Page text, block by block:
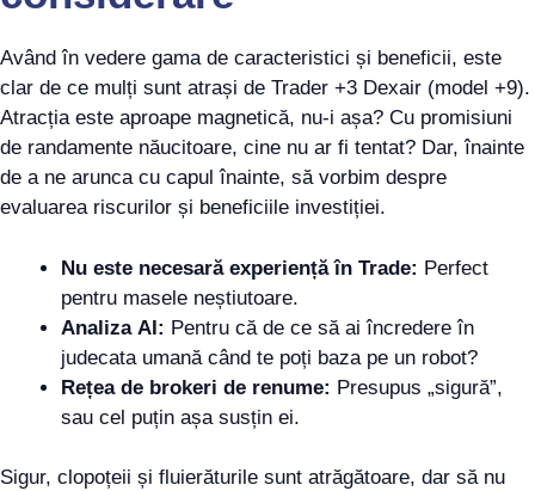
Având în vedere gama de caracteristici și beneficii, este
clar de ce mulți sunt atrași de Trader +3 Dexair (model +9).
Atracția este aproape magnetică, nu-i așa? Cu promisiuni
de randamente năucitoare, cine nu ar fi tentat? Dar, înainte
de a ne arunca cu capul înainte, să vorbim despre
evaluarea riscurilor și beneficiile investiției.
Nu este necesară experiență în Trade: Perfect
pentru masele neștiutoare.
Analiza AI: Pentru că de ce să ai încredere în
judecata umană când te poți baza pe un robot?
Rețea de brokeri de renume: Presupus „sigură”,
sau cel puțin așa susțin ei.
Sigur, clopoțeii și fluierăturile sunt atrăgătoare, dar să nu